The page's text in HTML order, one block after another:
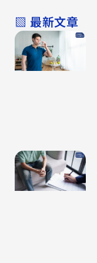
▧ 最新文章